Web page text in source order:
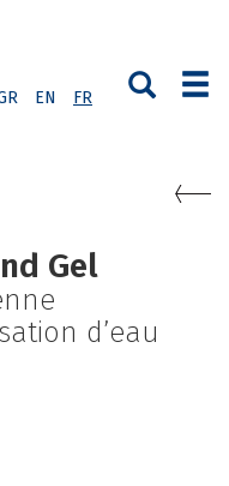
EN FR
Gel
d’eau